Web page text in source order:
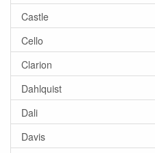
Castle
Cello
Clarion
Dahlquist
Dali
Davis